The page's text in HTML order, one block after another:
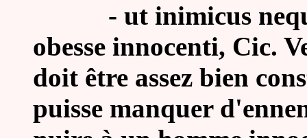
- ut inimicus
obesse innocenti, Cic.
doit être assez bien
puisse manquer